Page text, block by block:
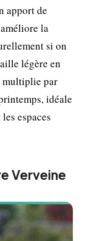
apport de
la
si on
légère en
multiplie par
idéale
espaces
Verveine